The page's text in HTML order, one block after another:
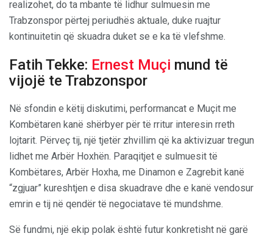
realizohet, do ta mbante të lidhur sulmuesin me
Trabzonspor përtej periudhës aktuale, duke ruajtur
kontinuitetin që skuadra duket se e ka të vlefshme.
Fatih Tekke: Ernest Muçi mund të
vijojë te Trabzonspor
Në sfondin e këtij diskutimi, performancat e Muçit me
Kombëtaren kanë shërbyer për të rritur interesin rreth
lojtarit. Përveç tij, një tjetër zhvillim që ka aktivizuar tregun
lidhet me Arbër Hoxhën. Paraqitjet e sulmuesit të
Kombëtares, Arbër Hoxha, me Dinamon e Zagrebit kanë
“zgjuar” kureshtjen e disa skuadrave dhe e kanë vendosur
emrin e tij në qendër të negociatave të mundshme.
Së fundmi, një ekip polak është futur konkretisht në garë